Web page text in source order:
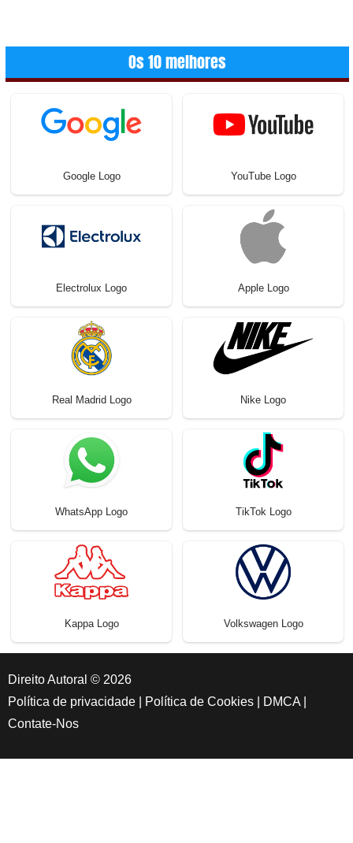
Os 10 melhores
Google Logo YouTube Logo
Electrolux Logo Apple Logo
Real Madrid Logo Nike Logo
WhatsApp Logo TikTok Logo
Kappa Logo Volkswagen Logo
Direito Autoral © 2026
Política de privacidade
Política de Cookies DMCA
Contate-Nos